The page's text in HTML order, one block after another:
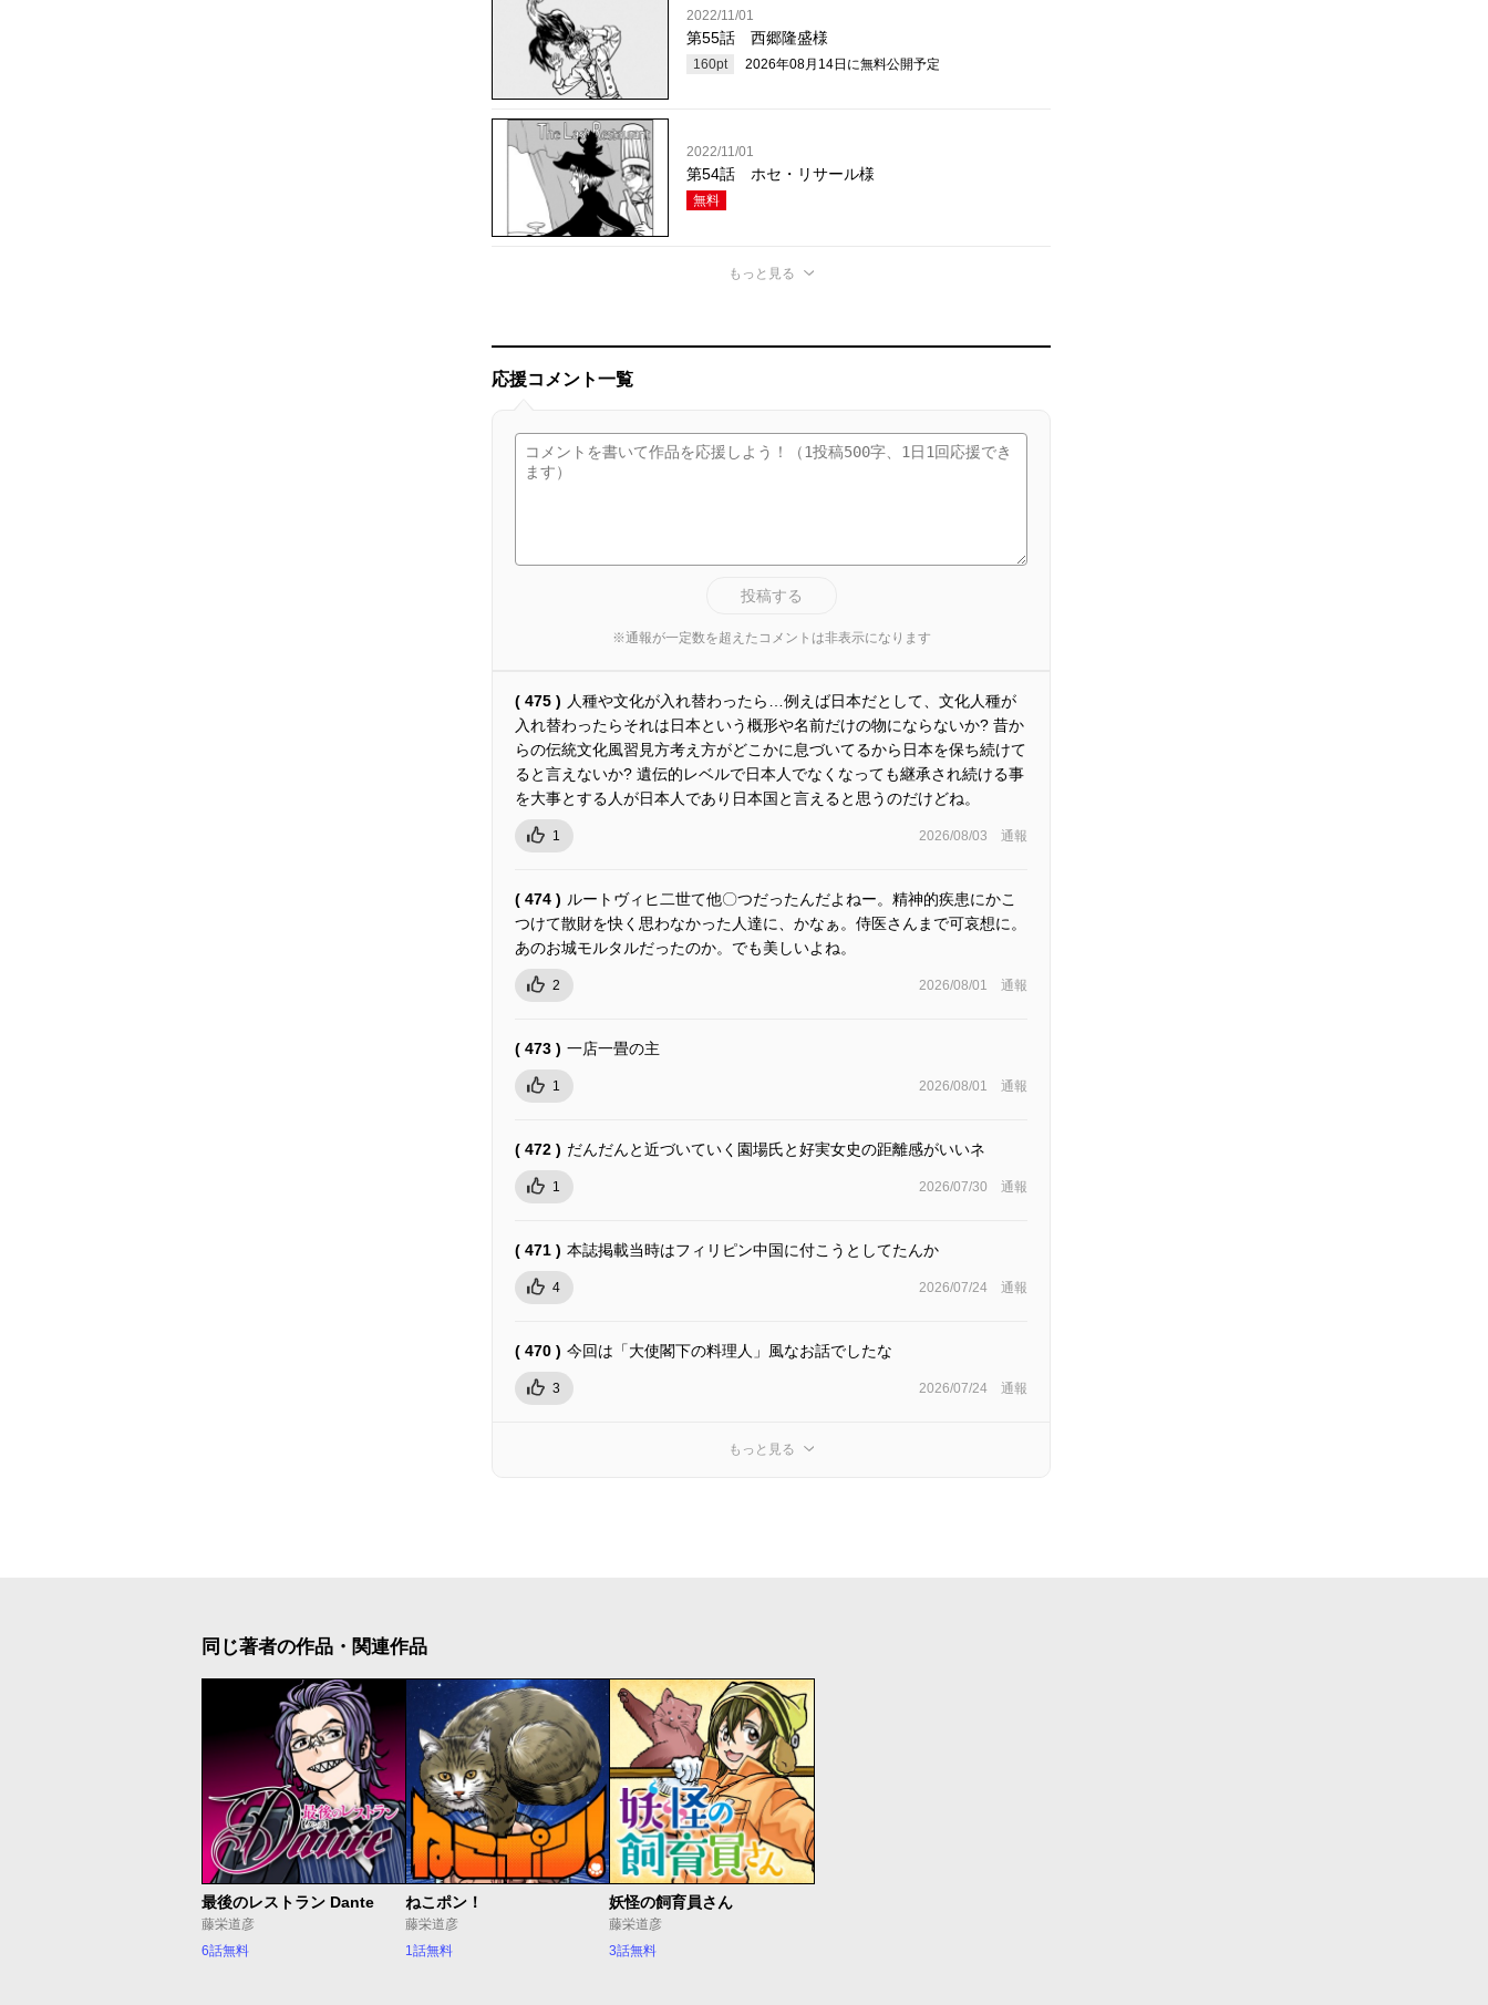
2022/11/01
第55話 西郷隆盛様
160pt 2026年08月14日 に無料公開予定
2022/11/01
第54話 ホセ・リサール様
無料
もっと見る
応援コメント一覧
投稿する
※通報が一定数を超えたコメントは非表示になります
( 475 ) 人種や文化が入れ替わったら…例えば日本だとして、文化人種が
入れ替わったらそれは日本という概形や名前だけの物にならないか? 昔か
らの伝統文化風習見方考え方がどこかに息づいてるから日本を保ち続けて
ると言えないか? 遺伝的レベルで日本人でなくなっても継承され続ける事
を大事とする人が日本人であり日本国と言えると思うのだけどね。
1 2026/08/03 通報
( 474 ) ルートヴィヒ二世て他〇つだったんだよねー。精神的疾患にかこ
つけて散財を快く思わなかった人達に、かなぁ。侍医さんまで可哀想に。
あのお城モルタルだったのか。でも美しいよね。
2 2026/08/01 通報
( 473 ) 一店一畳の主
1 2026/08/01 通報
( 472 ) だんだんと近づいていく園場氏と好実女史の距離感がいいネ
1 2026/07/30 通報
( 471 ) 本誌掲載当時はフィリピン中国に付こうとしてたんか
4 2026/07/24 通報
( 470 ) 今回は「大使閣下の料理人」風なお話でしたな
3 2026/07/24 通報
もっと見る
同じ著者の作品・関連作品
最後のレストラン Dante
藤栄道彦
6話無料
ねこポン！
藤栄道彦
1話無料
妖怪の飼育員さん
藤栄道彦
3話無料